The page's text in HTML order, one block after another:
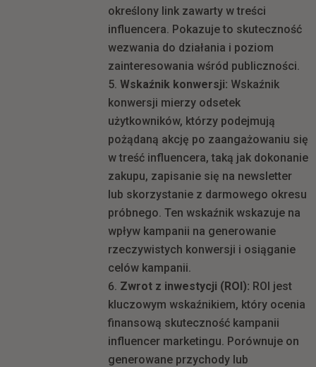
określony link zawarty w treści
influencera. Pokazuje to skuteczność
wezwania do działania i poziom
zainteresowania wśród publiczności.
Wskaźnik konwersji: Wskaźnik
konwersji mierzy odsetek
użytkowników, którzy podejmują
pożądaną akcję po zaangażowaniu się
w treść influencera, taką jak dokonanie
zakupu, zapisanie się na newsletter
lub skorzystanie z darmowego okresu
próbnego. Ten wskaźnik wskazuje na
wpływ kampanii na generowanie
rzeczywistych konwersji i osiąganie
celów kampanii.
Zwrot z inwestycji (ROI): ROI jest
kluczowym wskaźnikiem, który ocenia
finansową skuteczność kampanii
influencer marketingu. Porównuje on
generowane przychody lub